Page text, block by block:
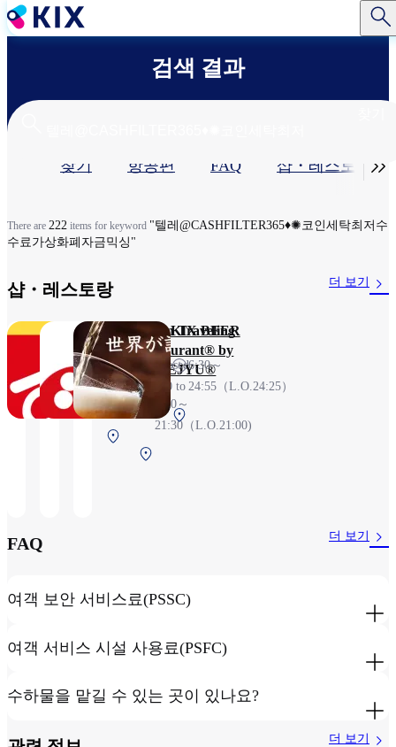
주
요
로
건
검색 결과
탭
찾기 항공편 FAQ 샵・레스토랑​ 
There are 222 items for keyword "텔레@CASHFILTER365♦✺코인세탁최저수
수료가상화폐자금믹싱"
샵・레스토랑​ 더 보기
스키야
23H（Closed
from 3:00 to
4:00）
널 2F 보
Japan Traveling
Restaurant® by
BOTEJYU®
5:30～
21:30（L.O.21:00)
KIX BEER
6:30～
24:55（L.O.24:25）
안 검색 후 (국제
FAQ 더 보기
여객 보안 서비스료(PSSC)
여객 서비스 시설 사용료(PSFC)
수하물을 맡길 수 있는 곳이 있나요?
더 보기